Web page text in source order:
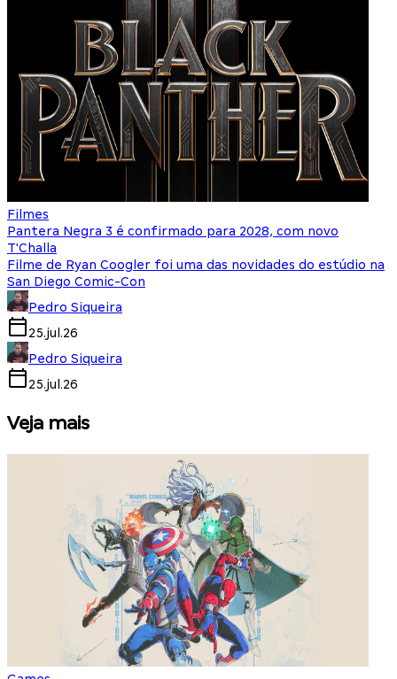
Filmes
Pantera Negra 3 é confirmado para 2028, com novo
T'Challa
Filme de Ryan Coogler foi uma das novidades do estúdio na
San Diego Comic-Con
Pedro Siqueira
25.jul.26
Pedro Siqueira
25.jul.26
Veja mais